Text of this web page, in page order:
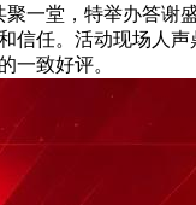
聚一堂，特举办答谢
信任。活动现场人声
一致好评。